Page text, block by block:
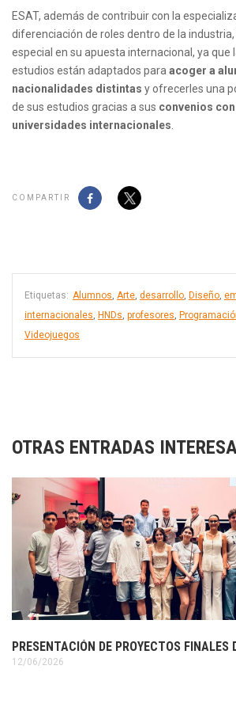
ESAT, además de contribuir con la
diferenciación de roles dentro de la
especial en su apuesta internacional, ya que
estudios están adaptados para acoger a
nacionalidades distintas y ofrecerles una
de sus estudios gracias a sus convenios
universidades internacionales
COMPARTIR
Etiquetas: Alumnos Arte desarrollo Diseño
internacionales HNDs profesores
Videojuegos
OTRAS ENTRADAS
12/06/2026